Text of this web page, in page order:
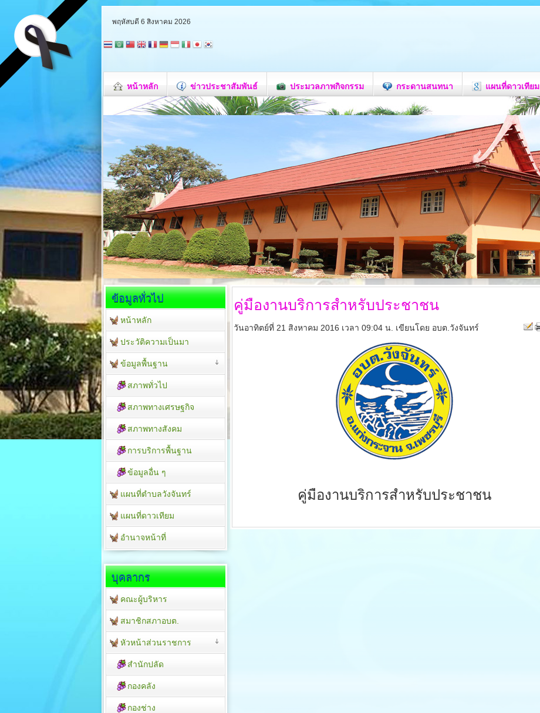
พฤหัสบดี 6 สิงหาคม 2026
หน้าหลัก ข่าวประชาสัมพันธ์ ประมวลภาพกิจกรรม กระดานสนทนา แผนที่ดาวเทียม
คู่มืองานบริการสำหรับประชาชน
วันอาทิตย์ที่ 21 สิงหาคม 2016 เวลา 09:04 น. เขียนโดย อบต.วังจันทร์
คู่มืองานบริการสำหรับประชาชน
ข้อมูลทั่วไป
หน้าหลัก
ประวัติความเป็นมา
ข้อมูลพื้นฐาน
สภาพทั่วไป
สภาพทางเศรษฐกิจ
สภาพทางสังคม
การบริการพื้นฐาน
ข้อมูลอื่น ๆ
แผนที่ตำบลวังจันทร์
แผนที่ดาวเทียม
อำนาจหน้าที่
บุคลากร
คณะผู้บริหาร
สมาชิกสภาอบต.
หัวหน้าส่วนราชการ
สำนักปลัด
กองคลัง
กองช่าง